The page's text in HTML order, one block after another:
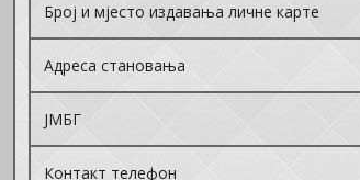
Број и мјесто издавања личне карте
Адреса становања
ЈМБГ
Контакт телефон